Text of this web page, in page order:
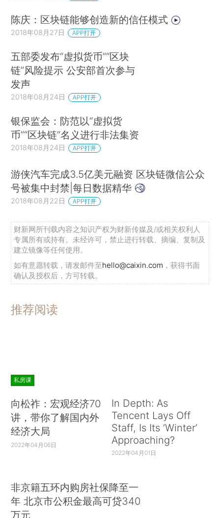
陈庆：区块链能够创造新的信任模式
2018年08月27日 APP打开
五部委发布“虚拟货币”“区块
链”风险提示 公安部首次参与
发声
2018年08月24日 APP打开
银保监会：防范以“虚拟货
币”“区块链”名义进行非法集资
2018年08月24日 APP打开
游侠汽车完成3.5亿美元融资 区块链微信公众
号被集中封禁|每日数据精华
2018年08月22日 APP打开
财新网所刊载内容之知识产权为财新传媒及/或相关权利人
专属所有或持有。未经许可，禁止进行转载、摘编、复制及
建立镜像等任何使用。
如有意愿转载，请发邮件至hello@caixin.com ，获得书面
确认及授权后，方可转载。
推荐阅读
私房课
向松祚：宏观经济70
讲，带你了解国内外
经济大局
2022年04月06日
In Depth: As
Tencent Lays Off
Staff, Is Its ‘Winter’
Approaching?
2022年04月01日
非京籍五环内购房社保降至一
年 北京市公积金最高可贷340
万元